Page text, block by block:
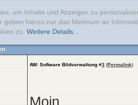
um Inhalte und Anzeigen zu
geben hierzu nur das Minimum an
zu. Weitere Details...
AW: Software Bildverwaltung #3 (Permalink)
Moin,